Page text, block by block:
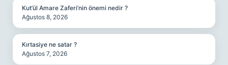
Kut’ül Amare Zaferi’nin önemi nedir ?
Ağustos 8, 2026
Kırtasiye ne satar ?
Ağustos 7, 2026